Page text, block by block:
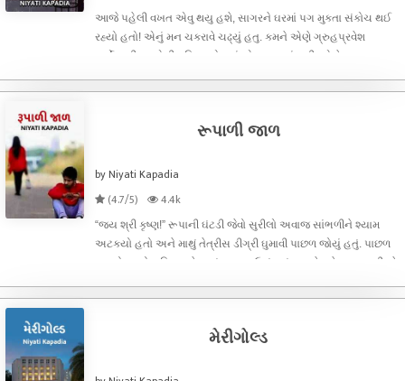
આજે પહેલી વખત એવુ થયુ હશે, સાગરને ઘરમાં પગ મુકતા સંકોચ થ​ઈ
રહ્યો હતો! એનું મન ચકરાવે ચઢ્યું હતુ. કમને એણે ગ્રુહપ્ર​વેશ
કર્યો. સરીતા, એની પત્નિ રસોડામાં એના કામમાં હતી. એણે બહાર
સરીતાના ચહેરા સામ
રૂપાળી જાળ
by Niyati Kapadia
(4.7/5)
4.4k
“જય શ્રી કૃષ્ણ!” રૂપાની ઘંટડી જેવો સુરીલો અવાજ સાંભળીને શ્યામ
અટક્યો હતો અને માથું તેત્રીસ ડીગ્રી ઘુમાવી પાછળ જોયું હતું. પાછળ
રૂપનો કટકો નહિ આખેઆખું રૂપ જ ઉભું હતું. શ્યામે હવે આખા શરીરને
હતી.. એ
મેરીગોલ્ડ